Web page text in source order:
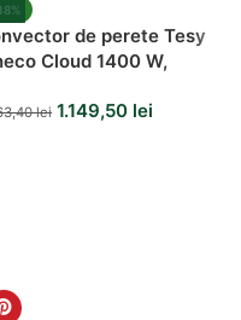
de perete Tesy
Cloud 1400 W,
lei 1.149,50 lei